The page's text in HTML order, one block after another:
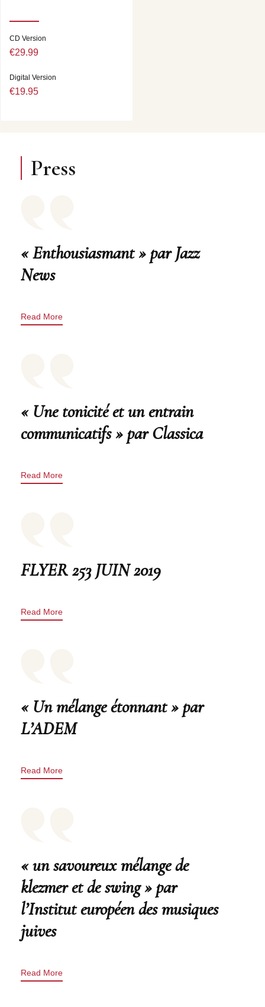
CD Version
€29.99
Digital Version
€19.95
Press
« Enthousiasmant » par Jazz
News
Read More
« Une tonicité et un entrain
communicatifs » par Classica
Read More
FLYER 253 JUIN 2019
Read More
« Un mélange étonnant » par
L’ADEM
Read More
« un savoureux mélange de
klezmer et de swing » par
l’Institut européen des musiques
juives
Read More